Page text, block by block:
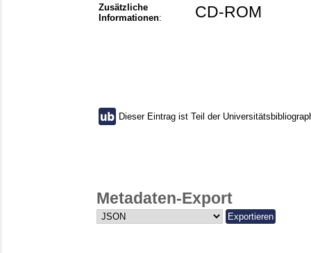
Zusätzliche
Informationen: CD-ROM
Dieser Eintrag ist Teil der
Metadaten-Export